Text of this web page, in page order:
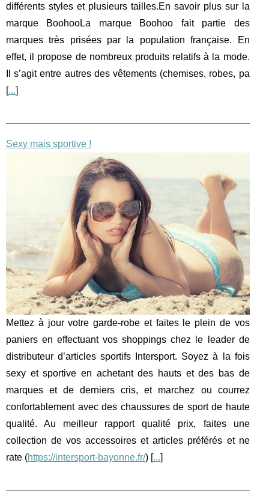
différents styles et plusieurs tailles.En savoir plus sur la
marque BoohooLa marque Boohoo fait partie des
marques très prisées par la population française. En
effet, il propose de nombreux produits relatifs à la mode.
Il s’agit entre autres des vêtements (chemises, robes, pa
[...]
Sexy mais sportive !
Mettez à jour votre garde-robe et faites le plein de vos
paniers en effectuant vos shoppings chez le leader de
distributeur d’articles sportifs Intersport. Soyez à la fois
sexy et sportive en achetant des hauts et des bas de
marques et de derniers cris, et marchez ou courrez
confortablement avec des chaussures de sport de haute
qualité. Au meilleur rapport qualité prix, faites une
collection de vos accessoires et articles préférés et ne
rate (https://intersport-bayonne.fr/) [...]